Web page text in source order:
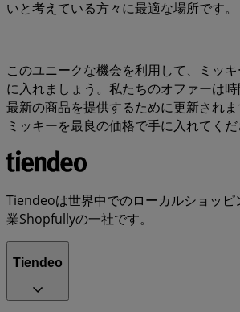
いと考えている方々に最適な場所です。
このユニークな機会を利用して、ミッ
に入れましょう。私たちのオファーは
最新の商品を提供するために更新されま
ミッキーを最良の価格で手に入れてくだ
Tiendeoは世界中でのローカルショッピ
業Shopfullyの一社です。
Tiendeo